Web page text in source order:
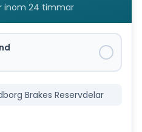
inom 24 timmar
Brakes Reservdelar